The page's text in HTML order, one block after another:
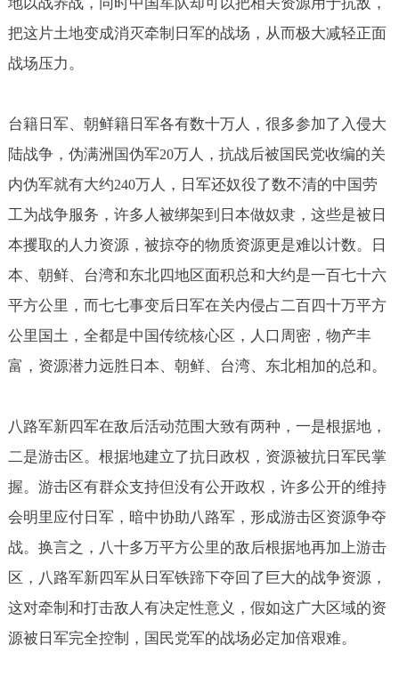
把这片土地变成消灭牵制日军的战场，从而极大减轻正面
战场压力。
台籍日军、朝鲜籍日军各有数十万人，很多参加了入侵大
陆战争，伪满洲国伪军20万人，抗战后被国民党收编的关
内伪军就有大约240万人，日军还奴役了数不清的中国劳
工为战争服务，许多人被绑架到日本做奴隶，这些是被日
本攫取的人力资源，被掠夺的物质资源更是难以计数。日
本、朝鲜、台湾和东北四地区面积总和大约是一百七十六
平方公里，而七七事变后日军在关内侵占二百四十万平方
公里国土，全都是中国传统核心区，人口周密，物产丰
富，资源潜力远胜日本、朝鲜、台湾、东北相加的总和。
八路军新四军在敌后活动范围大致有两种，一是根据地，
二是游击区。根据地建立了抗日政权，资源被抗日军民掌
握。游击区有群众支持但没有公开政权，许多公开的维持
会明里应付日军，暗中协助八路军，形成游击区资源争夺
战。换言之，八十多万平方公里的敌后根据地再加上游击
区，八路军新四军从日军铁蹄下夺回了巨大的战争资源，
这对牵制和打击敌人有决定性意义，假如这广大区域的资
源被日军完全控制，国民党军的战场必定加倍艰难。